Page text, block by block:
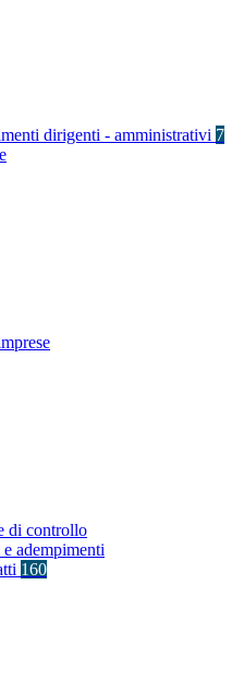
dirigenti - amministrativi 7
di controllo
adempimenti
160